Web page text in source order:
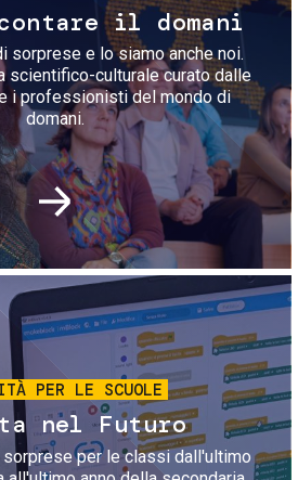
il domani
sorprese e lo siamo anche noi.
scientifico-culturale curato dalle
i professionisti del mondo di
domani.
Immagine
PER LE SCUOLE
nel Futuro
per le classi dall'ultimo